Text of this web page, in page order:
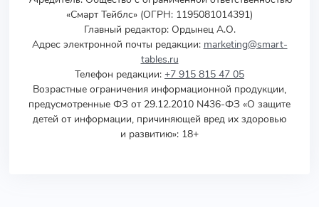
«Смарт Тейблс» (ОГРН: 1195081014391)
Главный редактор: Ордынец А.О.
Адрес электронной почты редакции: marketing@smart-
tables.ru
Телефон редакции: +7 915 815 47 05
Возрастные ограничения информационной продукции,
предусмотренные ФЗ от 29.12.2010 N436-ФЗ «О защите
детей от информации, причиняющей вред их здоровью
и развитию»: 18+